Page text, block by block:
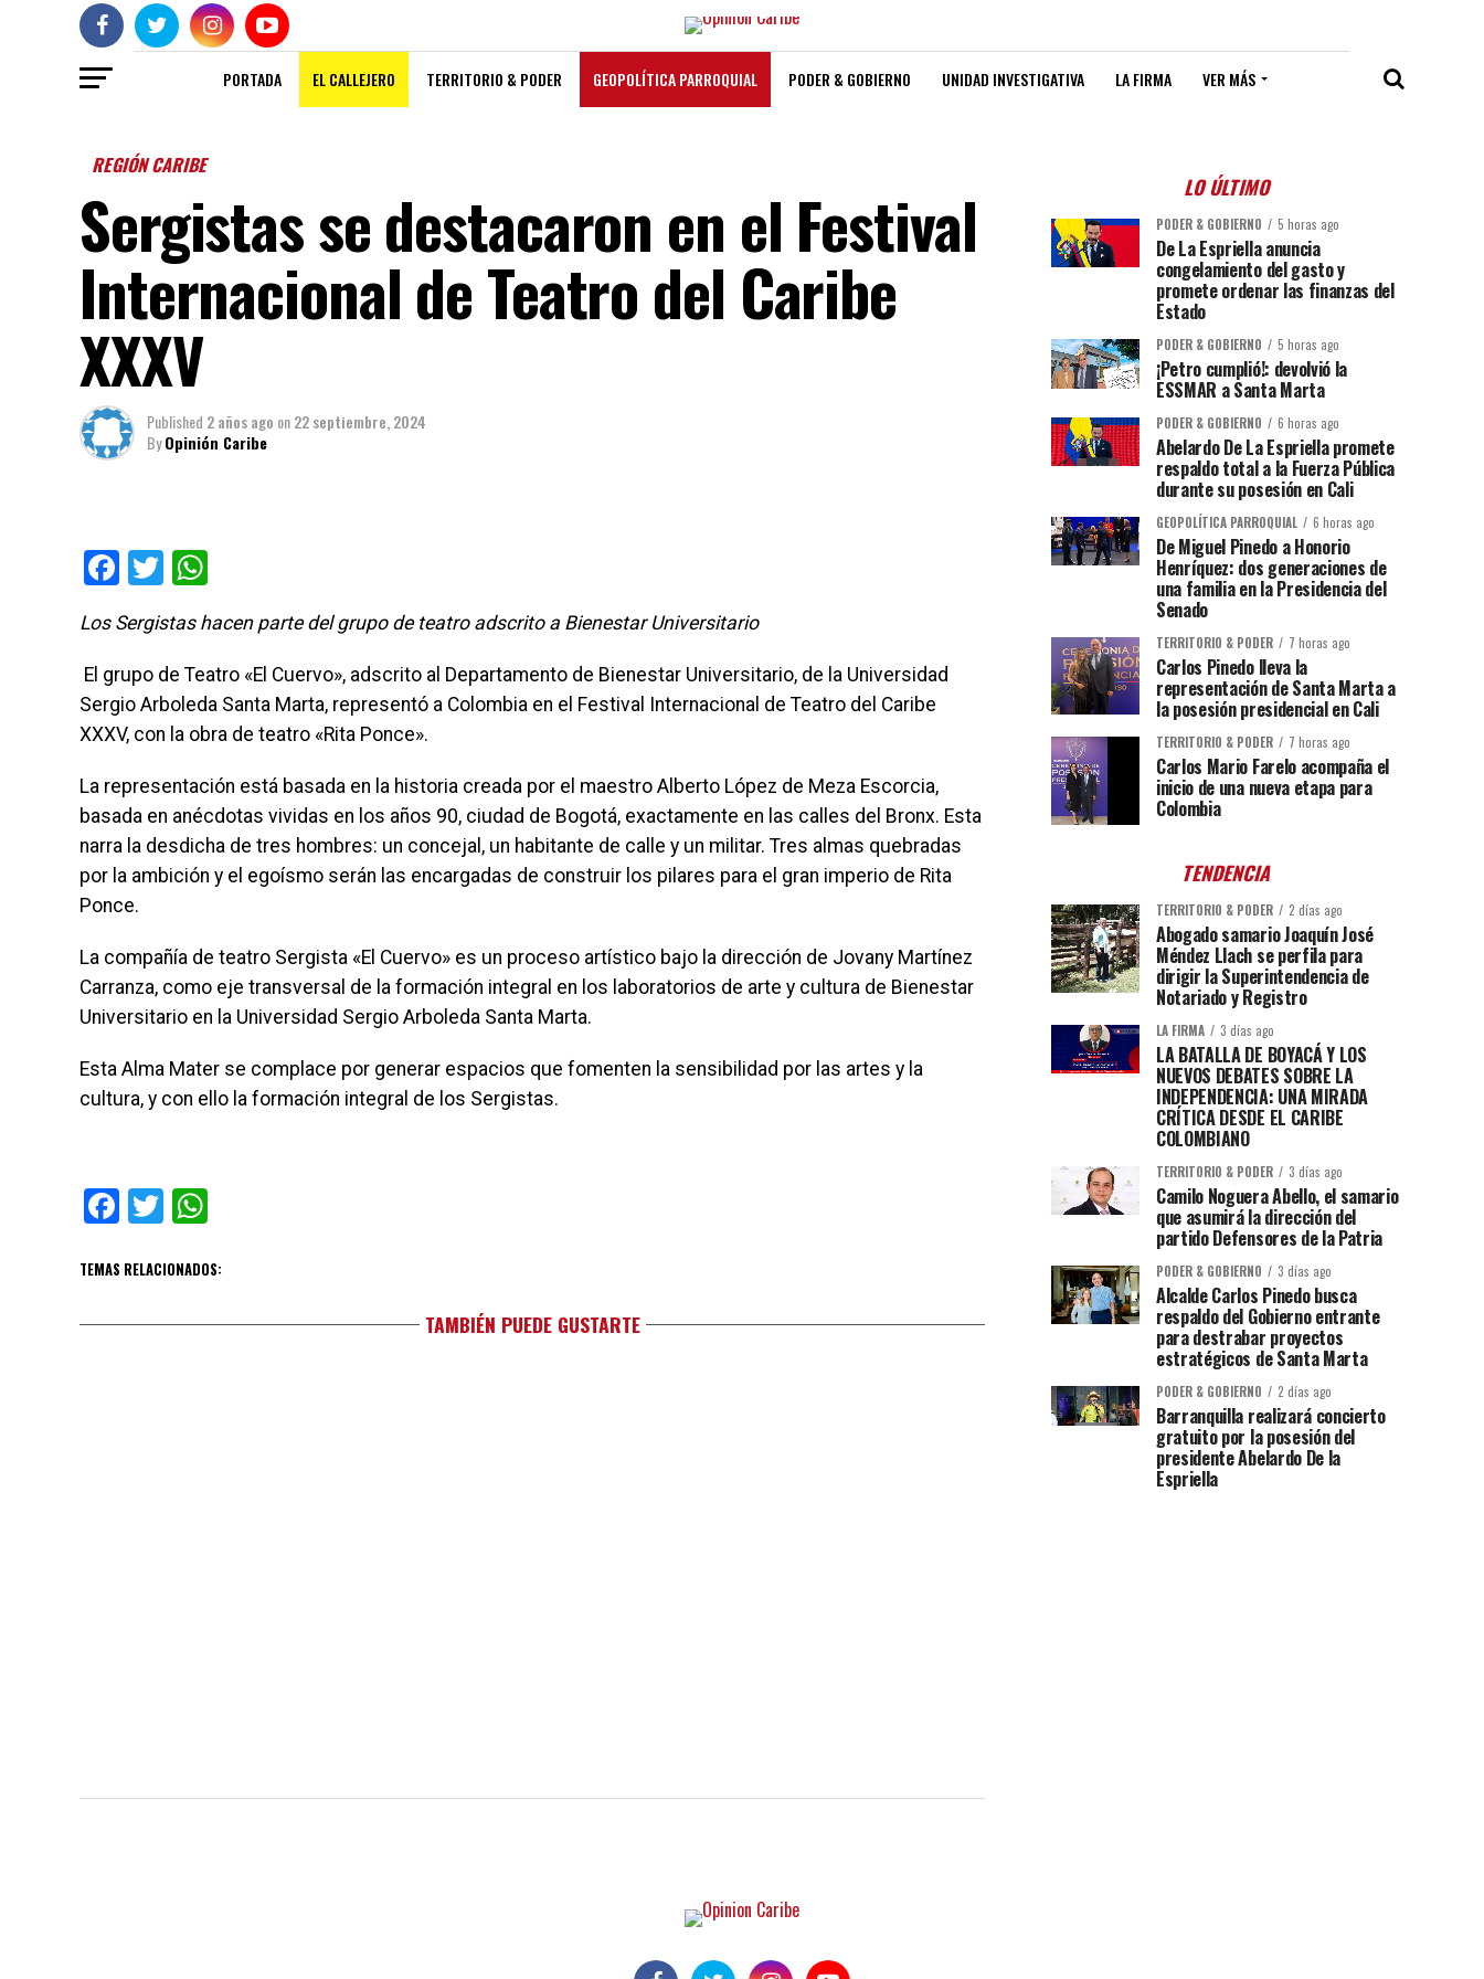
PORTADA EL CALLEJERO TERRITORIO & PODER GEOPOLÍTICA PARROQUIAL PODER & GOBIERNO UNIDAD INVESTIGATIVA LA FIRMA VER MÁS
REGIÓN CARIBE
Sergistas se destacaron en el Festival
Internacional de Teatro del Caribe
XXXV
Published 2 años ago on22 septiembre, 2024
ByOpinión Caribe
Facebook
Twitter
Los Sergistas hacen parte del grupo de teatro adscrito a Bienestar Universitario
El grupo de Teatro «El Cuervo», adscrito al Departamento de Bienestar Universitario, de la Universidad
Sergio Arboleda Santa Marta, representó a Colombia en el Festival Internacional de Teatro del Caribe
XXXV, con la obra de teatro «Rita Ponce».
La representación está basada en la historia creada por el maestro Alberto López de Meza Escorcia,
basada en anécdotas vividas en los años 90, ciudad de Bogotá, exactamente en las calles del Bronx. Esta
narra la desdicha de tres hombres: un concejal, un habitante de calle y un militar. Tres almas quebradas
por la ambición y el egoísmo serán las encargadas de construir los pilares para el gran imperio de Rita
Ponce.
La compañía de teatro Sergista «El Cuervo» es un proceso artístico bajo la dirección de Jovany Martínez
Carranza, como eje transversal de la formación integral en los laboratorios de arte y cultura de Bienestar
Universitario en la Universidad Sergio Arboleda Santa Marta.
Esta Alma Mater se complace por generar espacios que fomenten la sensibilidad por las artes y la
cultura, y con ello la formación integral de los Sergistas.
Facebook
Twitter
TEMAS RELACIONADOS:
TAMBIÉN PUEDE GUSTARTE
LO ÚLTIMO
PODER & GOBIERNO 5 horas ago
De La Espriella anuncia
congelamiento del gasto y
promete ordenar las finanzas del
Estado
PODER & GOBIERNO 5 horas ago
¡Petro cumplió!: devolvió la
ESSMAR a Santa Marta
PODER & GOBIERNO 6 horas ago
Abelardo De La Espriella promete
respaldo total a la Fuerza Pública
durante su posesión en Cali
GEOPOLÍTICA PARROQUIAL 6 horas ago
De Miguel Pinedo a Honorio
Henríquez: dos generaciones de
una familia en la Presidencia del
Senado
TERRITORIO & PODER 7 horas ago
Carlos Pinedo lleva la
representación de Santa Marta a
la posesión presidencial en Cali
TERRITORIO & PODER 7 horas ago
Carlos Mario Farelo acompaña el
inicio de una nueva etapa para
Colombia
TENDENCIA
TERRITORIO & PODER 2 días ago
Abogado samario Joaquín José
Méndez Llach se perfila para
dirigir la Superintendencia de
Notariado y Registro
LA FIRMA 3 días ago
LA BATALLA DE BOYACÁ Y LOS
NUEVOS DEBATES SOBRE LA
INDEPENDENCIA: UNA MIRADA
CRÍTICA DESDE EL CARIBE
COLOMBIANO
TERRITORIO & PODER 3 días ago
Camilo Noguera Abello, el samario
que asumirá la dirección del
partido Defensores de la Patria
PODER & GOBIERNO 3 días ago
Alcalde Carlos Pinedo busca
respaldo del Gobierno entrante
para destrabar proyectos
estratégicos de Santa Marta
PODER & GOBIERNO 2 días ago
Barranquilla realizará concierto
gratuito por la posesión del
presidente Abelardo De la
Espriella